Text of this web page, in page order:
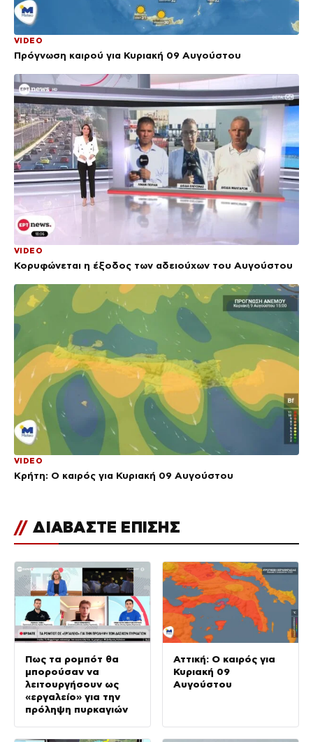
VIDEO
Πρόγνωση καιρού για Κυριακή 09 Αυγούστου
VIDEO
Κορυφώνεται η έξοδος των αδειούχων του Αυγούστου
VIDEO
Κρήτη: Ο καιρός για Κυριακή 09 Αυγούστου
// ΔΙΑΒΑΣΤΕ ΕΠΙΣΗΣ
Πως τα ρομπότ θα
μπορούσαν να
λειτουργήσουν ως
«εργαλείο» για την
πρόληψη πυρκαγιών
Αττική: Ο καιρός για
Κυριακή 09
Αυγούστου